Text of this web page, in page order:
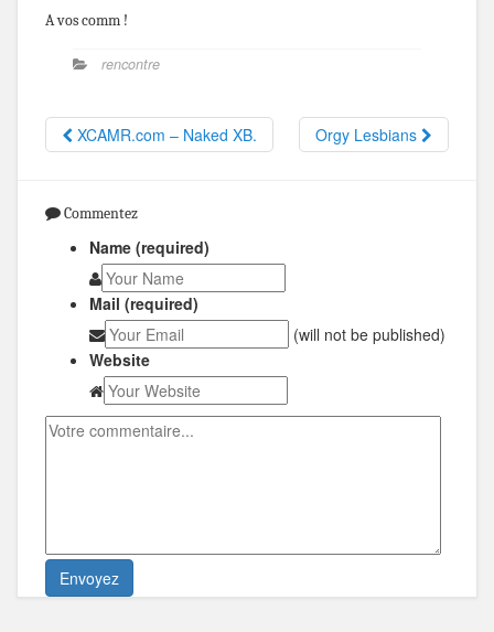
A vos comm !
rencontre
XCAMR.com – Naked XB. Orgy Lesbians
Commentez
Name (required)
Mail (required)
(will not be published)
Website